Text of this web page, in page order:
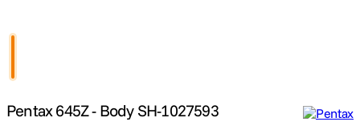
4. peak design
Pentax 645Z - Body SH-1027593